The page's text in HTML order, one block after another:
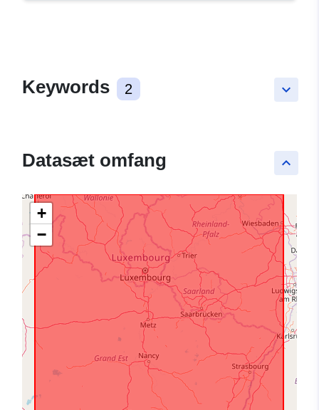
keyboard_arrow_down
Keywords 2
keyboard_arrow_up
Datasæt omfang
+
−